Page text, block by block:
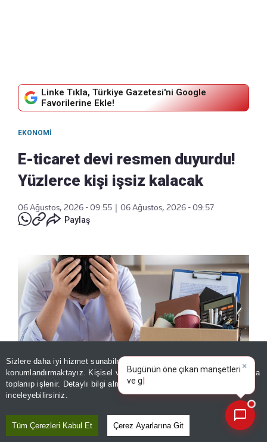
Sizlere daha iyi hizmet sunabilmek adına sitemizde
konumlandırmaktayız. Kişisel verileriniz, KVKK ve GDPR kapsamında
toplanıp işlenir. Detaylı bilgi almak için
inceleyebilirsiniz.
Tüm Çerezleri Kabul Et Çerez Ayarlarına Git
Linke Tıkla, Türkiye Gazetesi'ni Google
Favorilerine Ekle!
EKONOMI
E-ticaret devi resmen duyurdu!
Yüzlerce kişi işsiz kalacak
06 Ağustos, 2026 - 09:55
06 Ağustos, 2026 - 09:57
Paylaş
koordinasyonu artırmak ve karar alma
süreçlerini hızlandırmak amacıyla iş gücünü
×
Bugünün öne çıkan manşetleri
ve gelişmeleri neler?